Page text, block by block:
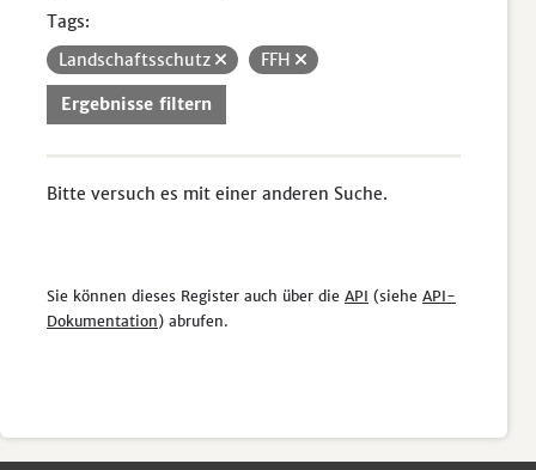
Tags:
Landschaftsschutz
FFH
Ergebnisse filtern
Bitte versuch es mit einer anderen Suche.
Sie können dieses Register auch über die API (siehe API-
Dokumentation) abrufen.